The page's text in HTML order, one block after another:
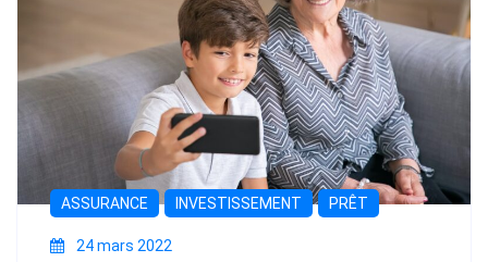
ASSURANCE INVESTISSEMENT PRÊT
24 mars 2022